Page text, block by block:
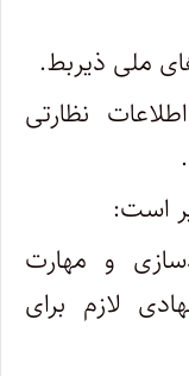
ملی ذیربط.
نظارتی
.
است:
و مهارت
لازم برای